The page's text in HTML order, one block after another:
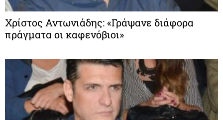
Χρίστος Αντωνιάδης: «Γράψανε διάφορα
πράγματα οι καφενόβιοι»